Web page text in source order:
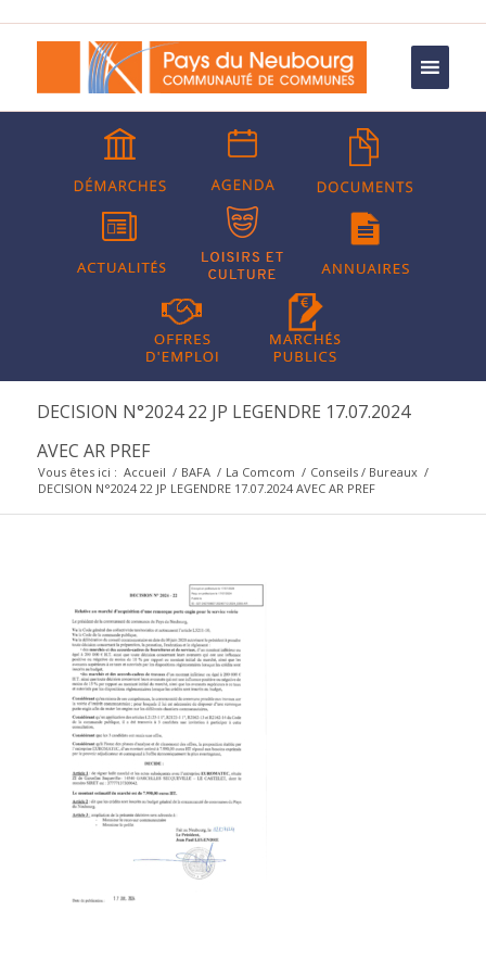
DECISION N°2024 22 JP LEGENDRE 17.07.2024
AVEC AR PREF
Vous êtes ici : Accueil / BAFA / La Comcom / Conseils / Bureaux /
DECISION N°2024 22 JP LEGENDRE 17.07.2024 AVEC AR PREF